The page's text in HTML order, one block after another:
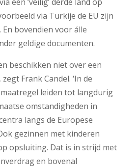
via Turkije de EU zijn
bovendien voor álle
geldige documenten.
beschikken niet over een
Frank Candel. ‘In de
leiden tot langdurig
omstandigheden in
langs de Europese
gezinnen met kinderen
opsluiting. Dat is in strijd met
en bovenal